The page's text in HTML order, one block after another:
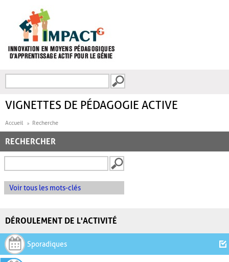
FORMULAIRE DE
VIGNETTES DE PÉDAGOGIE ACTIVE
Accueil Recherche
RECHERCHER
Voir tous les mots-clés
DÉROULEMENT DE L'ACTIVITÉ
Sporadiques